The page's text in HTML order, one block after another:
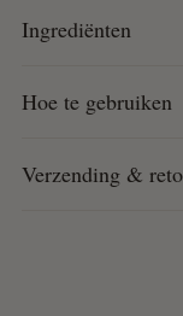
Spoel niet uit
Ingrediënten
Hoe te gebruiken
Verzending &